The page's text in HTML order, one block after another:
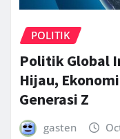
POLITIK
Politik Global
Hijau,
Generasi Z
gasten